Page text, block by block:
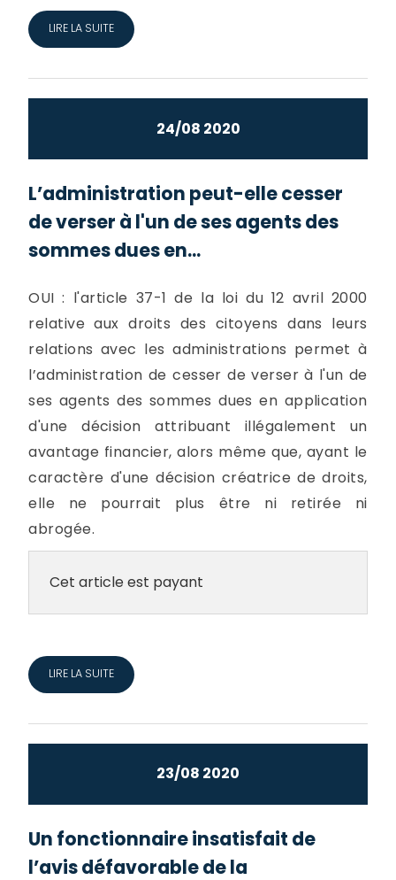
LIRE LA SUITE
24/08 2020
L’administration peut-elle cesser
de verser à l'un de ses agents des
sommes dues en...
OUI : l'article 37-1 de la loi du 12 avril 2000
relative aux droits des citoyens dans leurs
relations avec les administrations permet à
l’administration de cesser de verser à l'un de
ses agents des sommes dues en application
d'une décision attribuant illégalement un
avantage financier, alors même que, ayant le
caractère d'une décision créatrice de droits,
elle ne pourrait plus être ni retirée ni
abrogée.
Cet article est payant
LIRE LA SUITE
23/08 2020
Un fonctionnaire insatisfait de
l’avis défavorable de la